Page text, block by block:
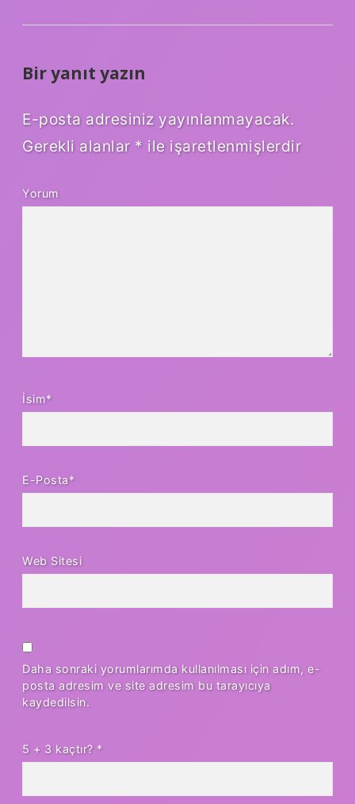
Bir yanıt yazın
E-posta adresiniz yayınlanmayacak.
Gerekli alanlar * ile işaretlenmişlerdir
Yorum
İsim*
E-Posta*
Web Sitesi
Daha sonraki yorumlarımda kullanılması için adım, e-
posta adresim ve site adresim bu tarayıcıya
kaydedilsin.
5 + 3 kaçtır? *